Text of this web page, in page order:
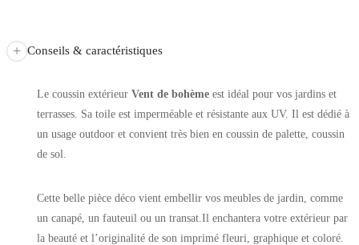
+ Conseils & caractéristiques
Le coussin extérieur Vent de bohème est idéal pour vos jardins et
terrasses. Sa toile est imperméable et résistante aux UV. Il est dédié à
un usage outdoor et convient très bien en coussin de palette, coussin
de sol.
Cette belle pièce déco vient embellir vos meubles de jardin, comme
un canapé, un fauteuil ou un transat.Il enchantera votre extérieur par
la beauté et l’originalité de son imprimé fleuri, graphique et coloré.